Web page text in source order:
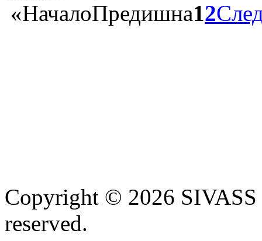
«НачалоПредишна12
Copyright © 2026
reserved.